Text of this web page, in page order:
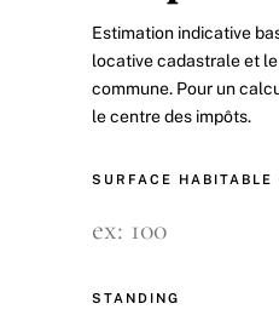
Estimation indicative
locative cadastrale et
commune. Pour un
le centre des impôts.
SURFACE HABITABLE
STANDING